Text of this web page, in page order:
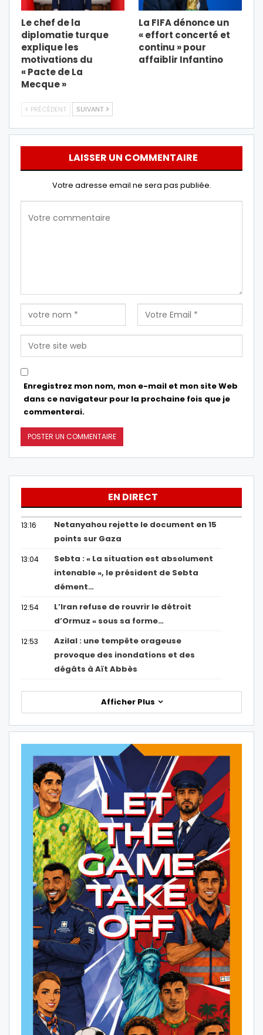
Le chef de la
diplomatie turque
explique les
motivations du
« Pacte de La
Mecque »
La FIFA dénonce un
« effort concerté et
continu » pour
affaiblir Infantino
PRÉCÉDENT SUIVANT
LAISSER UN COMMENTAIRE
Votre adresse email ne sera pas publiée.
Enregistrez mon nom, mon e-mail et mon site Web
dans ce navigateur pour la prochaine fois que je
commenterai.
EN DIRECT
13:16
Netanyahou rejette le document en 15
points sur Gaza
13:04
Sebta : « La situation est absolument
intenable », le président de Sebta
dément…
12:54
L’Iran refuse de rouvrir le détroit
d’Ormuz « sous sa forme…
12:53
Azilal : une tempête orageuse
provoque des inondations et des
dégâts à Aït Abbès
Afficher Plus